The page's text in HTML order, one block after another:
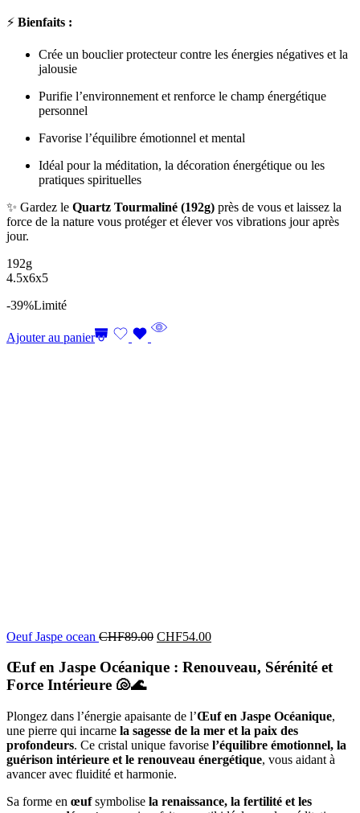
⚡ Bienfaits :
Crée un bouclier protecteur contre les énergies négatives et la
jalousie
Purifie l’environnement et renforce le champ énergétique
personnel
Favorise l’équilibre émotionnel et mental
Idéal pour la méditation, la décoration énergétique ou les
pratiques spirituelles
✨ Gardez le Quartz Tourmaliné (192g) près de vous et laissez la
force de la nature vous protéger et élever vos vibrations jour après
jour.
192g
4.5x6x5
-39%Limité
Ajouter au panier
Oeuf Jaspe ocean CHF89.00 CHF54.00
Œuf en Jaspe Océanique : Renouveau, Sérénité et
Force Intérieure 🐚🌊
Plongez dans l’énergie apaisante de l’Œuf en Jaspe Océanique,
une pierre qui incarne la sagesse de la mer et la paix des
profondeurs. Ce cristal unique favorise l’équilibre émotionnel, la
guérison intérieure et le renouveau énergétique, vous aidant à
avancer avec fluidité et harmonie.
Sa forme en œufsymbolise la renaissance, la fertilité et les